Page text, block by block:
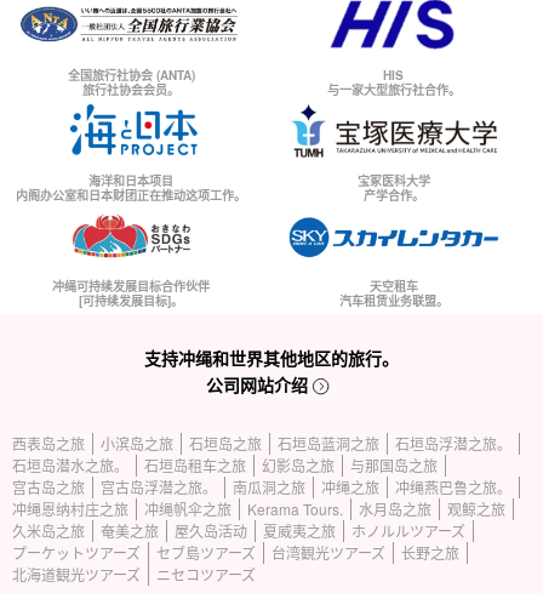
全国旅行社协会 (ANTA)
旅行社协会会员。
HIS
与一家大型旅行社合作。
海洋和日本项目
内阁办公室和日本财团正在推动这项工作。
宝冢医科大学
产学合作。
冲绳可持续发展目标合作伙伴
[可持续发展目标]。
天空租车
汽车租赁业务联盟。
支持冲绳和世界其他地区的旅行。
公司网站介绍
西表岛之旅 小滨岛之旅 石垣岛之旅 石垣岛蓝洞之旅
石垣岛浮潜之旅。
石垣岛潜水之旅。
石垣岛租车之旅 幻影岛之旅
与那国岛之旅
宫古岛之旅
宫古岛浮潜之旅。 南瓜洞之旅 冲绳之旅
冲绳燕巴鲁之旅。
冲绳恩纳村庄之旅
冲绳帆伞之旅 Kerama Tours. 水月岛之旅
观鲸之旅
久米岛之旅
奄美之旅 屋久岛活动 夏威夷之旅
ホノルルツアーズ
プーケットツアーズ
セブ島ツアーズ 台湾観光ツアーズ
长野之旅
北海道観光ツアーズ
ニセコツアーズ